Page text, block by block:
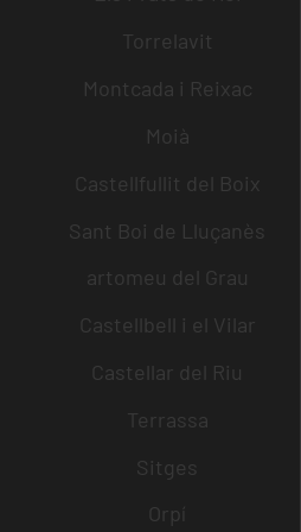
Torrelavit
Montcada i Reixac
Moià
Castellfullit del Boix
Sant Boi de Lluçanès
artomeu del Grau
Castellbell i el Vilar
Castellar del Riu
Terrassa
Sitges
Orpí